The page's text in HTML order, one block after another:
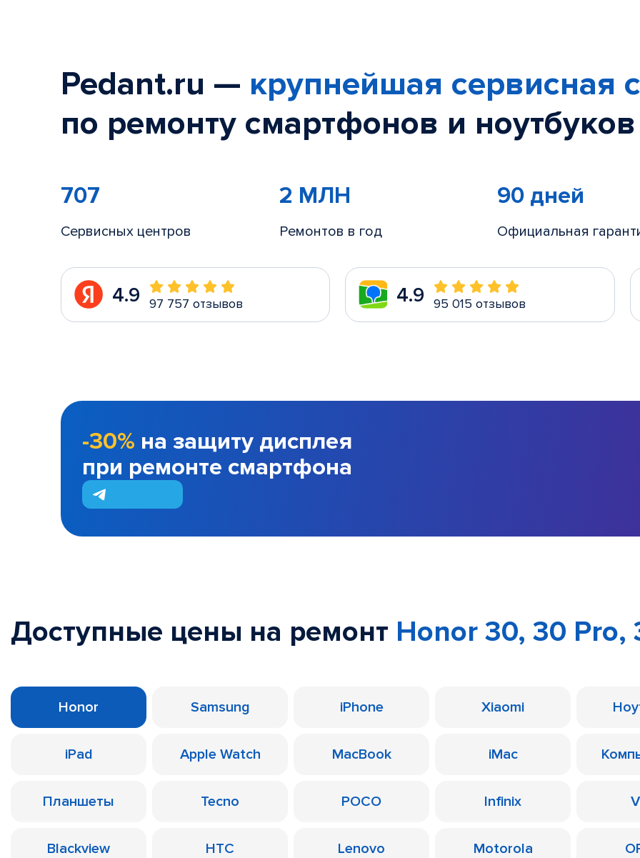
Pedant.ru — крупнейшая сервисная
по ремонту смартфонов и
707
Сервисных центров
2 МЛН
Ремонтов в год
90 дней
Официальная
4.9 97 757 отзывов 4.9 95 015 отзывов
-30% на защиту дисплея
при ремонте смартфона
Доступные цены на ремонт Honor 30, 30 Pro,
Honor Samsung iPhone Xiaomi
iPad Apple Watch MacBook iMac
Планшеты Tecno POCO Infinix
Blackview HTC Lenovo Motorola